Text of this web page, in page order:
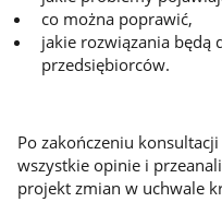
co można poprawić,
jakie rozwiązania będą
przedsiębiorców.
Po zakończeniu
wszystkie opinie i
projekt zmian w uchwale